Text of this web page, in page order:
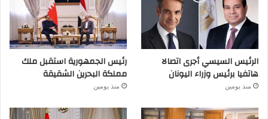
الرئيس السيسي أجرى اتصالا
هاتفيا برئيس وزراء اليونان
منذ يومين
رئيس الجمهورية استقبل ملك
مملكة البحرين الشقيقة
منذ يومين